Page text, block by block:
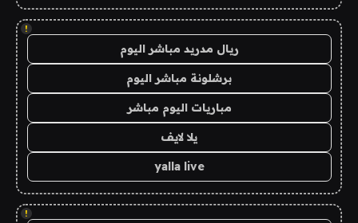
!
ريال مدريد مباشر اليوم
برشلونة مباشر اليوم
مباريات اليوم مباشر
يلا لايف
yalla live
!